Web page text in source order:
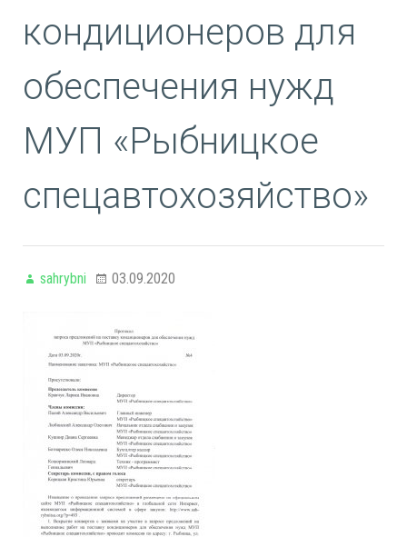
кондиционеров для
обеспечения нужд
МУП «Рыбницкое
спецавтохозяйство»
sahrybni 03.09.2020